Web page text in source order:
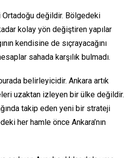
Ortadoğu değildir. Bölgedeki
kolay yön değiştiren yapılar
kendisine de sıçrayacağını
sahada karşılık bulmadı.
belirleyicidir. Ankara artık
uzaktan izleyen bir ülke değildir.
takip eden yeni bir strateji
her hamle önce Ankara’nın